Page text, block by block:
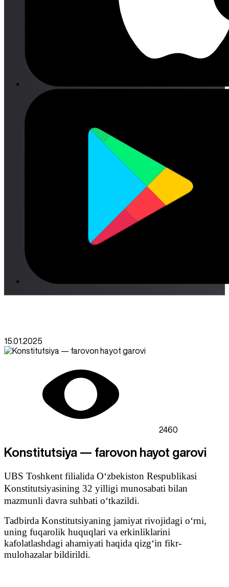
15.01.2025
2460
Konstitutsiya — farovon hayot garovi
UBS Toshkent filialida O‘zbekiston Respublikasi
Konstitutsiyasining 32 yilligi munosabati bilan
mazmunli davra suhbati o‘tkazildi.
Tadbirda Konstitutsiyaning jamiyat rivojidagi o‘rni,
uning fuqarolik huquqlari va erkinliklarini
kafolatlashdagi ahamiyati haqida qizg‘in fikr-
mulohazalar bildirildi.